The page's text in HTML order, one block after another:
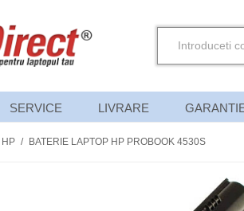
SERVICE LIVRARE
HP / BATERIE LAPTOP HP PROBOOK 4530S